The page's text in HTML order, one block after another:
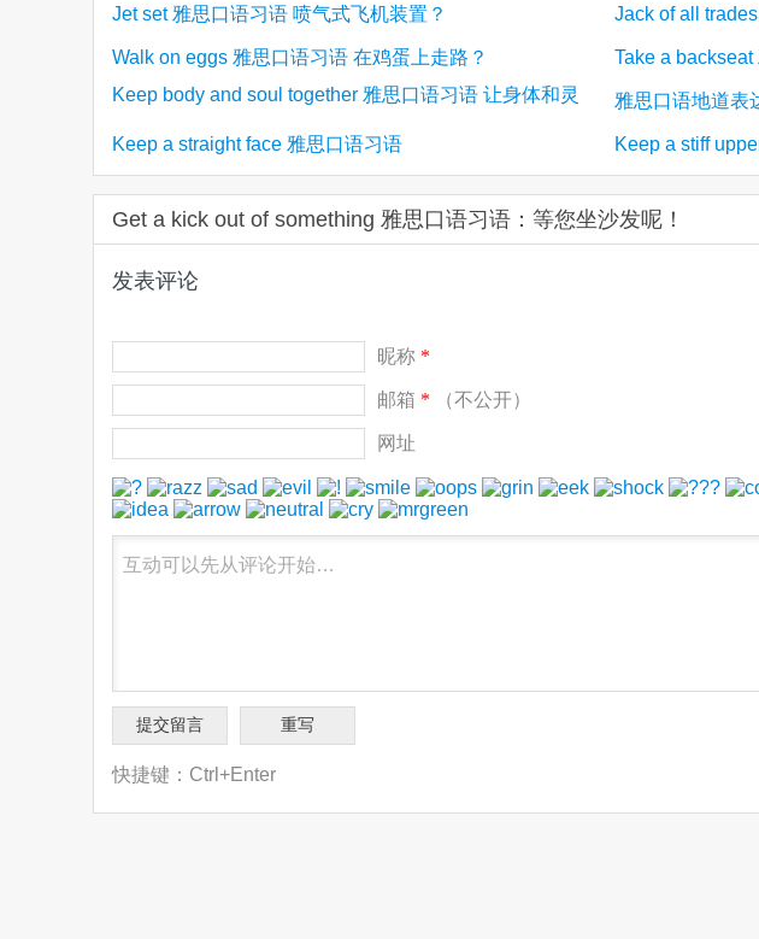
Jet set 雅思口语习语 喷气式飞机装置？ Jack of all
Walk on eggs 雅思口语习语 在鸡蛋上走路？
Take a
Keep body and soul together 雅思口语习语 让身体和灵
魂在一起？
雅思口语地道表
Keep a straight face 雅思口语习语 Keep a stiff
Get a kick out of something 雅思口语习语：等您坐沙发呢！
发表评论
昵称 *
邮箱 * （不公开）
网址
快捷键：Ctrl+Enter